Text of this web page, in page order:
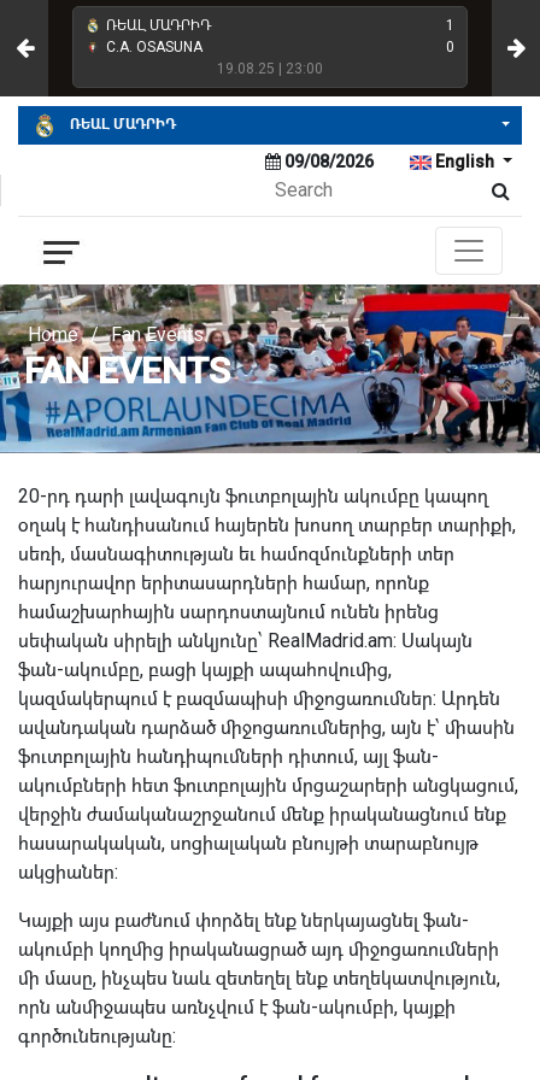
ՌԵԱԼ ՄԱԴՐԻԴ
1
C.A. OSASUNA
0
19.08.25 | 23:00
ՌԵԱԼ ՄԱԴՐԻԴ
English
09/08/2026
Home / Fan Events
FAN EVENTS
20-րդ դարի լավագույն ֆուտբոլային ակումբը կապող
օղակ է հանդիսանում հայերեն խոսող տարբեր տարիքի,
սեռի, մասնագիտության եւ համոզմունքների տեր
հարյուրավոր երիտասարդների համար, որոնք
համաշխարհային սարդոստայնում ունեն իրենց
սեփական սիրելի անկյունը՝ RealMadrid.am: Սակայն
ֆան-ակումբը, բացի կայքի ապահովումից,
կազմակերպում է բազմապիսի միջոցառումներ: Արդեն
ավանդական դարձած միջոցառումներից, այն է՝ միասին
ֆուտբոլային հանդիպումների դիտում, այլ ֆան-
ակումբների հետ ֆուտբոլային մրցաշարերի անցկացում,
վերջին ժամականաշրջանում մենք իրականացնում ենք
հասարակական, սոցիալական բնույթի տարաբնույթ
ակցիաներ:
Կայքի այս բաժնում փորձել ենք ներկայացնել ֆան-
ակումբի կողմից իրականացրած այդ միջոցառումների
մի մասը, ինչպես նաև զետեղել ենք տեղեկատվություն,
որն անմիջապես առնչվում է ֆան-ակումբի, կայքի
գործունեությանը: